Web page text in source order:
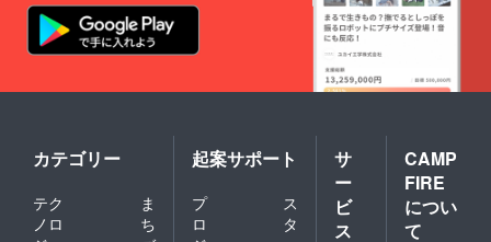
カテゴリー
テク
ノロ
ま
ち
起案サポート
プ
ロ
ス
タ
サ
ー
ビ
ス
CAMP
FIRE
につい
て